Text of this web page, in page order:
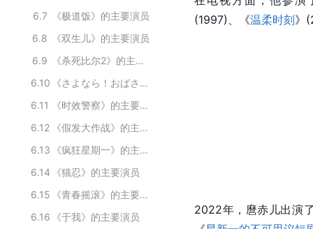
6.7
《极道饭》的主要演员
6.8
《双生儿》的主要演员
6.9
《杀死比尔2》的主要演员
6.10
《さよなら！おばさんデカ 桜乙女の事件帖 ザ・ラスト》的主要演员
6.11
《时效警察》的主要演员
6.12
《假发大作战》的主要演员
6.13
《疯狂星期一》的主要演员
6.14
《猫忍》的主要演员
6.15
《青春摇滚》的主要演员
6.16
《于我》的主要演员
(1997)、《温柔时刻》
2022年，麿赤儿出演